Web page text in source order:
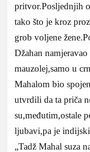
pritvor.Posljednjih
tako što je kroz
grob voljene
Džahan
mauzolej,samo u
Mahalom bio
utvrdili da ta priča
su,međutim,ostale
ljubavi,pa je
„Tadž Mahal suza